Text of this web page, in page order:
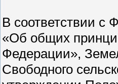
В соответствии с
«Об общих
Федерации»,
Свободного